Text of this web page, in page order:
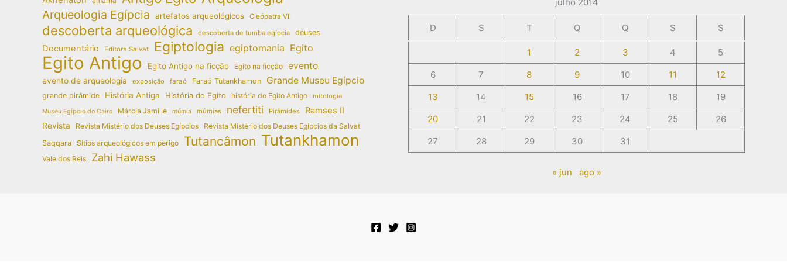
Arqueologia Egípcia artefatos arqueológicos Cleópatra VII
descoberta arqueológica descoberta de tumba egípcia deuses
Documentário Editora Salvat Egiptologia egiptomania Egito
Egito Antigo Egito Antigo na ficção Egito na ficção evento
evento de arqueologia exposição faraó Faraó Tutankhamon Grande Museu Egípcio
grande pirâmide História Antiga História do Egito história do Egito Antigo mitologia
Museu Egípcio do Cairo Márcia Jamille múmia múmias nefertiti Pirâmides Ramses II
Revista Revista Mistério dos Deuses Egípcios
Revista Mistério dos Deuses Egípcios da Salvat
Saqqara Sítios arqueológicos em perigo Tutancâmon Tutankhamon
Vale dos Reis Zahi Hawass
D S T Q Q S S
1 2 3 4
5
6
7 8 9 10 11
12
13
14 15 16 17 18
19
20
21 22 23 24 25
26
27
28 29 30 31
« jun ago »